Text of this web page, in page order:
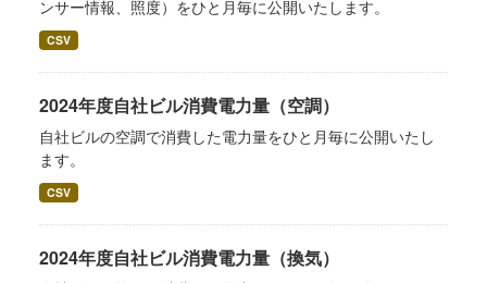
ンサー情報、照度）をひと月毎に公開いたします。
CSV
2024年度自社ビル消費電力量（空調）
自社ビルの空調で消費した電力量をひと月毎に公開いたし
ます。
CSV
2024年度自社ビル消費電力量（換気）